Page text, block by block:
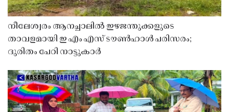
നീലേശ്വരം ആനച്ചാലിൽ ഇഴജന്തുക്കളുടെ
താവളമായി ഇ എം എസ് ടൗൺഹാൾ പരിസരം;
ദുരിതം പേറി നാട്ടുകാർ